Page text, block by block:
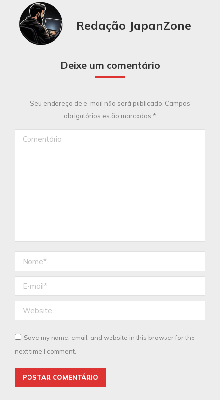
Redação JapanZone
Deixe um comentário
Seu endereço de e-mail não será publicado. Campos
obrigatórios estão marcados *
Comentário
Nome *
E-mail *
Website
Save my name, email, and website in this browser for the
next time I comment.
POSTAR COMENTÁRIO